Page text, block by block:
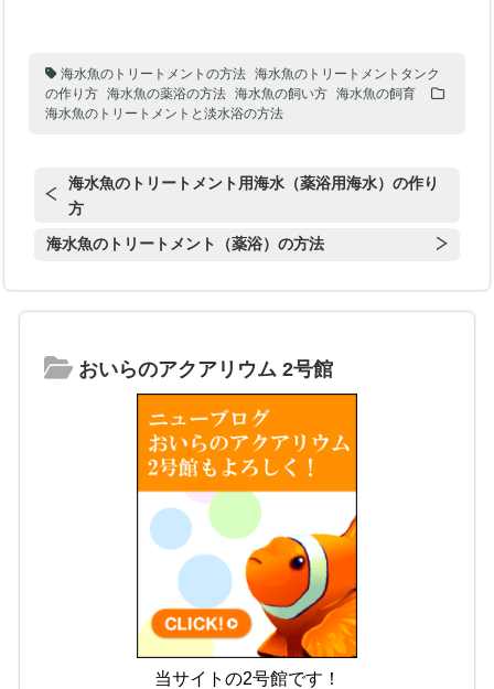
海水魚のトリートメントの方法
海水魚のトリートメントタンク
の作り方
海水魚の薬浴の方法 海水魚の飼い方
海水魚の飼育
海水魚のトリートメントと淡水浴の方法
海水魚のトリートメント用海水（薬浴用海水）の作り
方
海水魚のトリートメント（薬浴）の方法
おいらのアクアリウム 2号館
当サイトの2号館です！